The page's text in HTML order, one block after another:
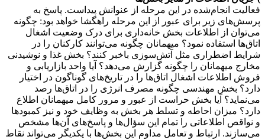
فعالیت انجام‌شده در این مرحله از عنوانش پیداست. پاسخ به
پرسش‌های زیر برای عبور از این مرحله راهگشا خواهد بود: چگونه
می‌توان از اطلاعات بخش خانه‌داری برای درک وضعیت اشغال
اتاق‌ها استفاده نمود؟ میهمانان چگونه می‌توانند کارکنان را در
شرایط اضطراری مثل آتش‌سوزی باخبر کنند؟ بخش غذا و نوشیدنی
مخارج میهمانان را چگونه گزارش می‌دهد؟ آیا واحد بازاریابی و
فروش اطلاعات اشغال اتاق‌ها را در تاریخ‌های گوناگون در اختیار
دارد؟ بخش مهندسی چگونه مصرف انرژی را در اتاق‌ها رصد
می‌نماید؟ آیا بخش حراست از عبور و مرور کامل میهمانان اطلاع
دارد؟ میزان احاطه و تسلط هر بخش به وظایف خود و نیز کمبود‌ها
و نواقص اطلاعاتی را تمام این سؤال‌ها و پاسخ‌های آن‌ها مشخص
می‌سازند. ارتباط و تعامل مداوم این بخش‌ها با یکدیگر می‌تواند نقاط